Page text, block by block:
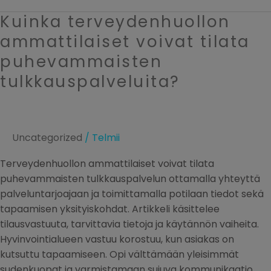
Kuinka terveydenhuollon
ammattilaiset voivat tilata
puhevammaisten
tulkkauspalveluita?
Uncategorized / Telmii
Terveydenhuollon ammattilaiset voivat tilata
puhevammaisten tulkkauspalvelun ottamalla yhteyttä
palveluntarjoajaan ja toimittamalla potilaan tiedot sekä
tapaamisen yksityiskohdat. Artikkeli käsittelee
tilausvastuuta, tarvittavia tietoja ja käytännön vaiheita.
Hyvinvointialueen vastuu korostuu, kun asiakas on
kutsuttu tapaamiseen. Opi välttämään yleisimmät
Kuinka
terveydenhuollon
ammattilaiset
voivat
tilata
puhevammaisten